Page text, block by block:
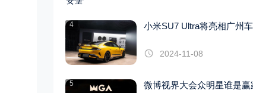
4 小米SU7 Ultra将亮相广州
2024-11-08
5 微博视界大会众明星谁是赢